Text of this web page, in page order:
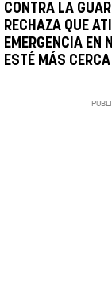
CONTRA LA
RECHAZA QUE
EMERGENCIA EN
ESTÉ MÁS CERCA